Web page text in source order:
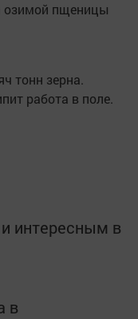
озимой пщеницы
тонн зерна.
работа в поле.
интересным в
в